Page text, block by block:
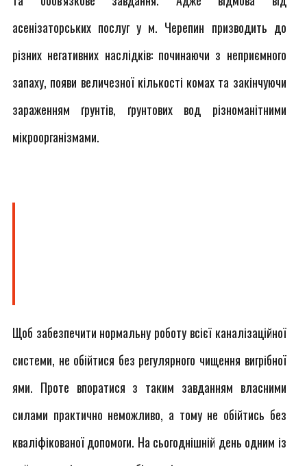
асенізаторських послуг у м. Черепин призводить до
різних негативних наслідків: починаючи з неприємного
запаху, появи величезної кількості комах та закінчуючи
зараженням ґрунтів, ґрунтових вод різноманітними
мікроорганізмами.
Щоб забезпечити нормальну роботу всієї каналізаційної
системи, не обійтися без регулярного чищення вигрібної
ями. Проте впоратися з таким завданням власними
силами практично неможливо, а тому не обійтись без
кваліфікованої допомоги. На сьогоднішній день одним із